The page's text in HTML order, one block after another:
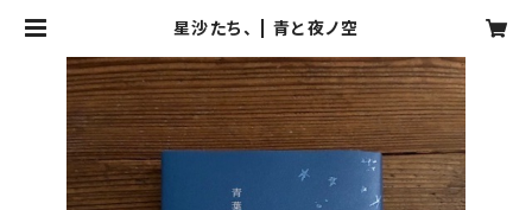
星沙たち、 | 青と夜ノ空